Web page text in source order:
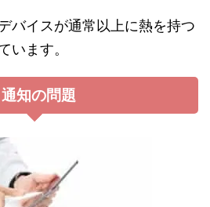
バイスが通常以上に熱を持つ
います。
通知の問題